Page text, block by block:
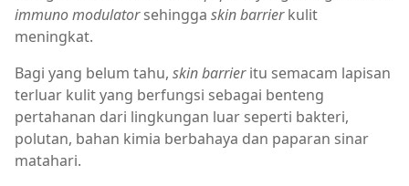
immuno modulatorsehingga skinbarrierkulit
meningkat.
Bagi yang belum tahu, skin barrieritu semacam lapisan
terluar kulit yang berfungsi sebagai benteng
pertahanan dari lingkungan luar seperti bakteri,
polutan, bahan kimia berbahaya dan paparan sinar
matahari.